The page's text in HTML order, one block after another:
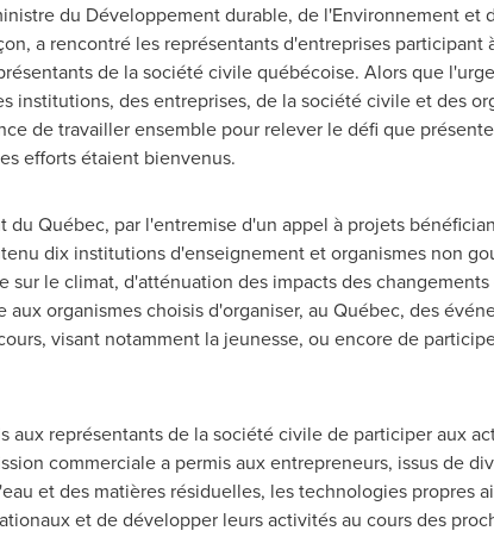
du Développement durable, de l'Environnement et
a rencontré les représentants d'entreprises participant
de la société civile québécoise. Alors que
institutions, des entreprises, de la société civile et des
de travailler ensemble pour relever le défi que
efforts étaient bienvenus.
du Québec, par l'entremise d'un appel à projets
dix institutions d'enseignement et organismes non
le climat, d'atténuation des impacts des
aux organismes choisis d'organiser, au Québec, des
visant notamment la jeunesse, ou encore de
aux représentants de la société civile de participer aux
commerciale a permis aux entrepreneurs, issus de
et des matières résiduelles, les technologies propres
et de développer leurs activités au cours des